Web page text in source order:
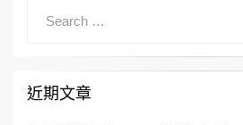
近期文章